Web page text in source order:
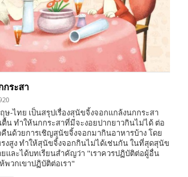
ระสา
ษ-ไทย เป็นสรุปเรื่องสุนัขจิ้งจอกแกล้งนกกระสา
น ทำให้นกกระสาที่มีจะงอยปากยาวกินไม่ได้ ต่อ
คืนด้วยการเชิญสุนัขจิ้งจอกมากินอาหารบ้าง โดย
งสูง ทำให้สุนัขจิ้งจอกกินไม่ได้เช่นกัน ในที่สุดสุนัข
และได้บทเรียนสำคัญว่า "เราควรปฏิบัติต่อผู้อื่น
พวกเขาปฏิบัติต่อเรา"